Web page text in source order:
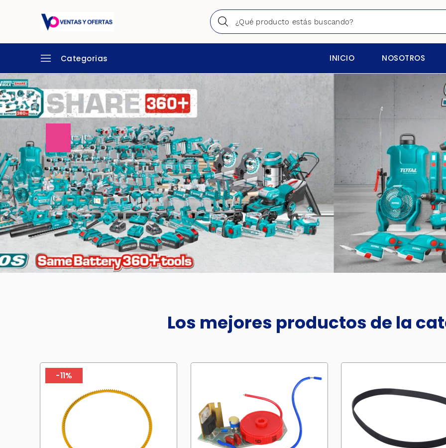
Categorias INICIO NOSOTROS
Los mejores productos de la
-11%